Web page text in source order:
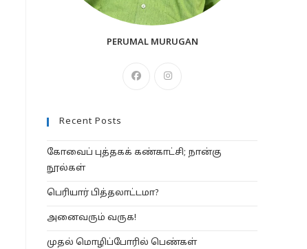
PERUMAL MURUGAN
Opens
Recent Posts
கோவைப் புத்தகக் கண்காட்சி; நான்கு
நூல்கள்
பெரியார் பித்தலாட்டமா?
அனைவரும் வருக!
முதல் மொழிப்போரில் பெண்கள்